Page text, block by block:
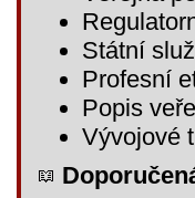
Státní
Profesní
Popis
Vývojové